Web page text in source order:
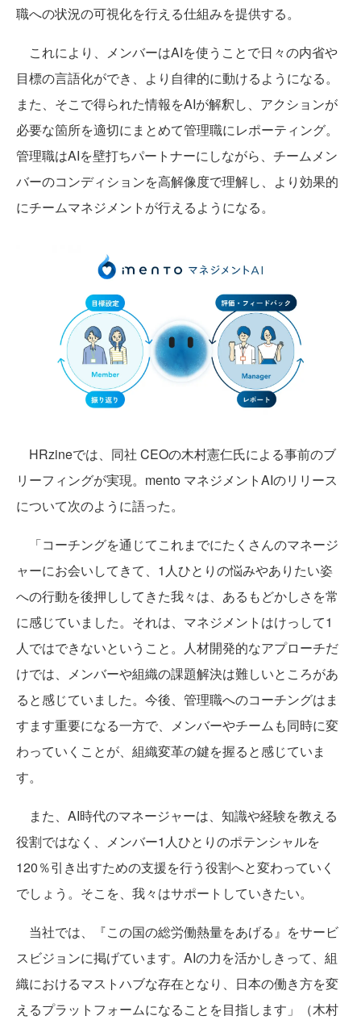
職への状況の可視化を行える仕組みを提供する。
これにより、メンバーはAIを使うことで日々の内省や
目標の言語化ができ、より自律的に動けるようになる。
また、そこで得られた情報をAIが解釈し、アクションが
必要な箇所を適切にまとめて管理職にレポーティング。
管理職はAIを壁打ちパートナーにしながら、チームメン
バーのコンディションを高解像度で理解し、より効果的
にチームマネジメントが行えるようになる。
HRzineでは、同社 CEOの木村憲仁氏による事前のブ
リーフィングが実現。mento マネジメントAIのリリース
について次のように語った。
「コーチングを通じてこれまでにたくさんのマネージ
ャーにお会いしてきて、1人ひとりの悩みやありたい姿
への行動を後押ししてきた我々は、あるもどかしさを常
に感じていました。それは、マネジメントはけっして1
人ではできないということ。人材開発的なアプローチだ
けでは、メンバーや組織の課題解決は難しいところがあ
ると感じていました。今後、管理職へのコーチングはま
すます重要になる一方で、メンバーやチームも同時に変
わっていくことが、組織変革の鍵を握ると感じていま
す。
また、AI時代のマネージャーは、知識や経験を教える
役割ではなく、メンバー1人ひとりのポテンシャルを
120％引き出すための支援を行う役割へと変わっていく
でしょう。そこを、我々はサポートしていきたい。
当社では、『この国の総労働熱量をあげる』をサービ
スビジョンに掲げています。AIの力を活かしきって、組
織におけるマストハブな存在となり、日本の働き方を変
えるプラットフォームになることを目指します」（木村